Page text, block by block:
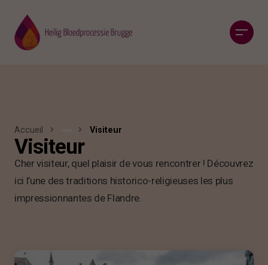
Accueil
Je
Visiteur
Visiteur
Cher visiteur, quel plaisir de vous rencontrer ! Découvrez
ici l’une des traditions historico-religieuses les plus
impressionnantes de Flandre.